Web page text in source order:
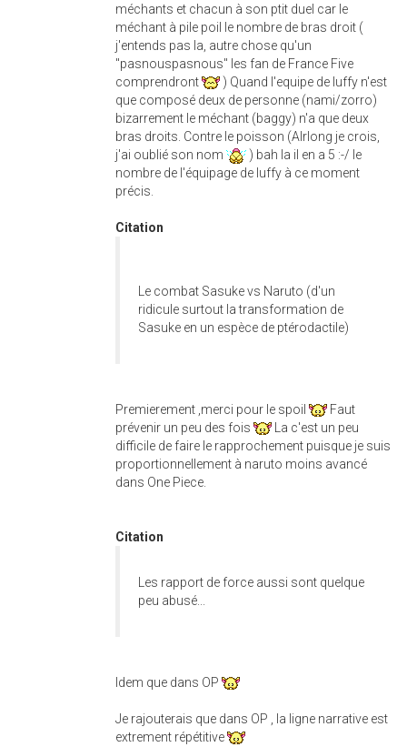
méchants et chacun à son ptit duel car le
méchant à pile poil le nombre de bras droit (
j'entends pas la, autre chose qu'un
"pasnouspasnous" les fan de France Five
comprendront
) Quand l'equipe de luffy n'est
que composé deux de personne (nami/zorro)
bizarrement le méchant (baggy) n'a que deux
bras droits. Contre le poisson (Alrlong je crois,
j'ai oublié son nom
) bah la il en a 5 :-/ le
nombre de l'équipage de luffy à ce moment
précis.
Citation
Le combat Sasuke vs Naruto (d'un
ridicule surtout la transformation de
Sasuke en un espèce de ptérodactile)
Premierement ,merci pour le spoil
Faut
prévenir un peu des fois
La c'est un peu
difficile de faire le rapprochement puisque je suis
proportionnellement à naruto moins avancé
dans One Piece.
Citation
Les rapport de force aussi sont quelque
peu abusé...
Idem que dans OP
Je rajouterais que dans OP , la ligne narrative est
extrement répétitive